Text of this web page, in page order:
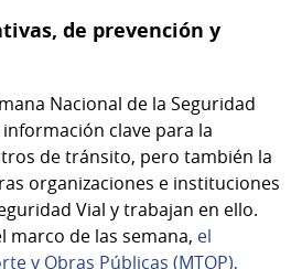
de prevención y
Nacional de la Seguridad
clave para la
de tránsito, pero también la
organizaciones e instituciones
Vial y trabajan en ello.
marco de las semana, el
y Obras Públicas (MTOP),